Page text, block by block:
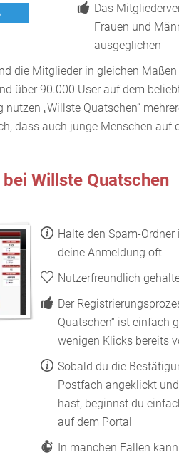
Das
Frauen und
ausgeglichen
die Mitglieder in gleichen
über 90.000 User auf dem
„Willste Quatschen“
dass auch junge Menschen auf
Willste Quatschen
Halte den Spam-
deine Anmeldung oft
Nutzerfreundlich
Der
Quatschen“ ist einfach
wenigen Klicks bereits
Sobald du die
Postfach angeklickt
hast, beginnst du
auf dem Portal
In manchen Fällen